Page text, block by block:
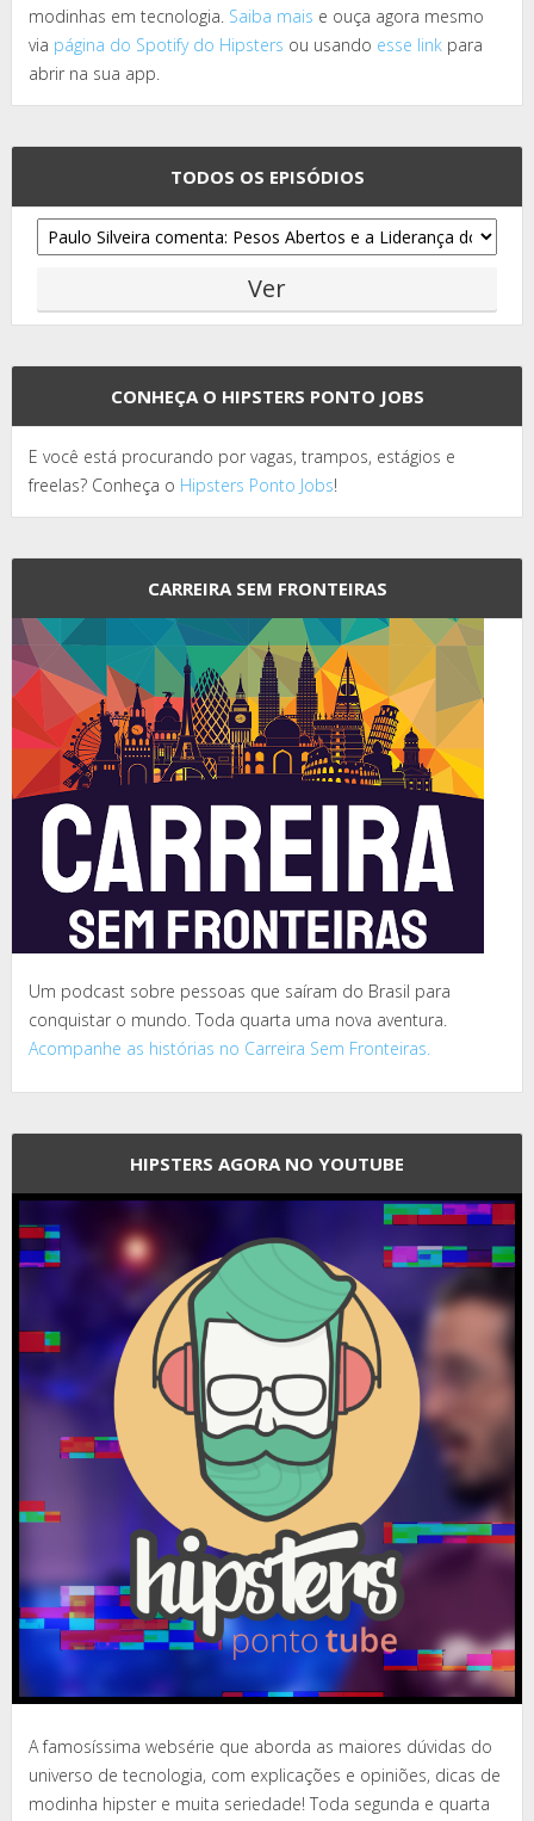
modinhas em tecnologia. Saiba mais e ouça agora mesmo
via página do Spotify do Hipsters ou usando esse link para
abrir na sua app.
TODOS OS EPISÓDIOS
CONHEÇA O HIPSTERS PONTO JOBS
E você está procurando por vagas, trampos, estágios e
freelas? Conheça o Hipsters Ponto Jobs!
CARREIRA SEM FRONTEIRAS
Um podcast sobre pessoas que saíram do Brasil para
conquistar o mundo. Toda quarta uma nova aventura.
Acompanhe as histórias no Carreira Sem Fronteiras.
HIPSTERS AGORA NO YOUTUBE
A famosíssima websérie que aborda as maiores dúvidas do
universo de tecnologia, com explicações e opiniões, dicas de
modinha hipster e muita seriedade! Toda segunda e quarta